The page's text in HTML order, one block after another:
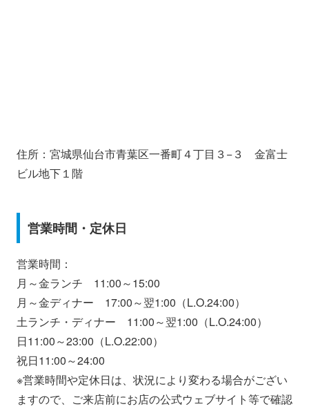
住所：宮城県仙台市青葉区一番町４丁目３−３ 金富士
ビル地下１階
営業時間・定休日
営業時間：
月～金ランチ 11:00～15:00
月～金ディナー 17:00～翌1:00（L.O.24:00）
土ランチ・ディナー 11:00～翌1:00（L.O.24:00）
日11:00～23:00（L.O.22:00）
祝日11:00～24:00
※営業時間や定休日は、状況により変わる場合がござい
ますので、ご来店前にお店の公式ウェブサイト等で確認